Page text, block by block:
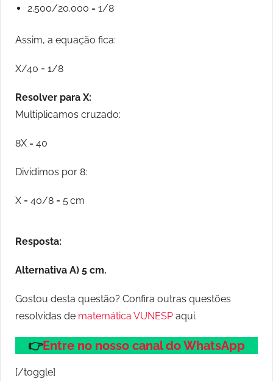
2.500/20.000 = 1/8
Assim, a equação fica:
X/40 = 1/8
Resolver para X:
Multiplicamos cruzado:
8X = 40
Dividimos por 8:
X = 40/8 = 5 cm
Resposta:
Alternativa A) 5 cm.
Gostou desta questão? Confira outras questões
resolvidas de matemática VUNESP aqui.
👉Entre no nosso canal do WhatsApp
[/toggle]